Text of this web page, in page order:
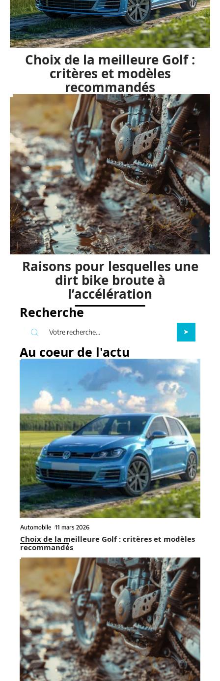
Choix de la meilleure Golf :
critères et modèles
recommandés
Raisons pour lesquelles une
dirt bike broute à
l’accélération
Recherche
Au coeur de l'actu
Automobile 11 mars 2026
Choix de la meilleure Golf : critères et modèles
recommandés